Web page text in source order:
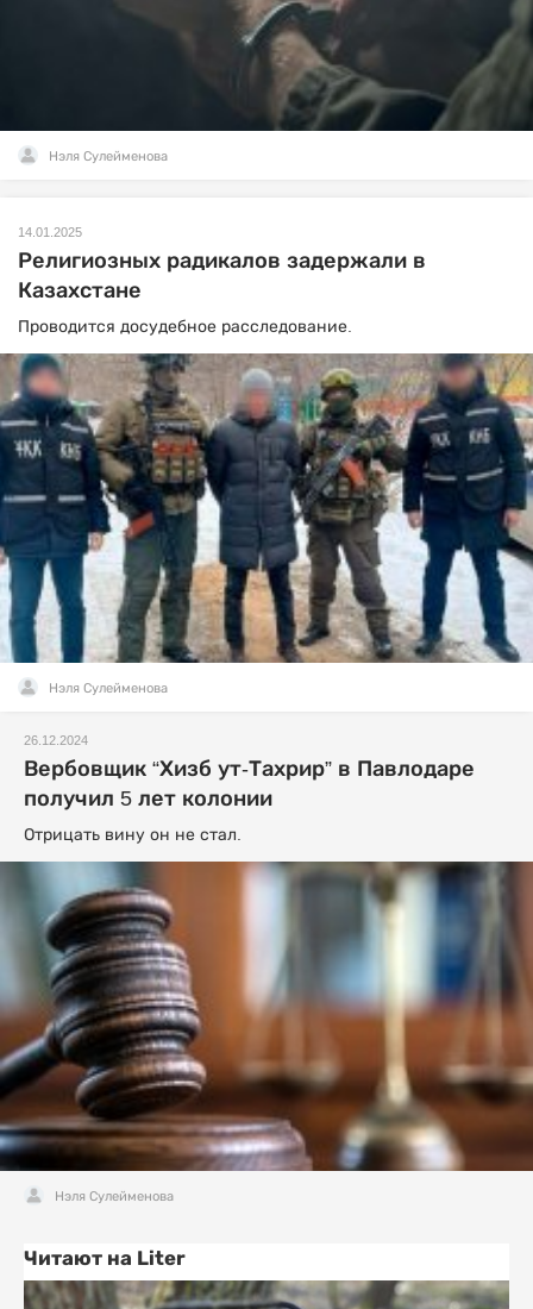
Нэля Сулейменова
14.01.2025
Религиозных радикалов задержали в
Казахстане
Проводится досудебное расследование.
Нэля Сулейменова
26.12.2024
Вербовщик “Хизб ут-Тахрир” в Павлодаре
получил 5 лет колонии
Отрицать вину он не стал.
Нэля Сулейменова
Читают на Liter